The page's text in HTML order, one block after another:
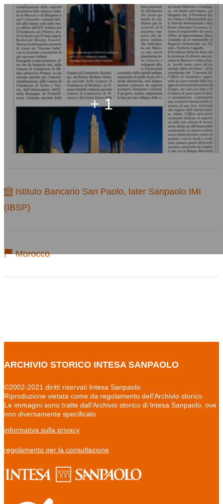
+ 1
Istituto Bancario San Paolo, later Sanpaolo IMI
(IBSP)
Morocco
ARCHIVIO STORICO INTESA SANPAOLO
©2002-2021 diritti riservati Intesa Sanpaolo.
Riproduzione vietata come da regolamento dell'Archivio storico.
Le immagini sono tratte dall'Archivio storico di Intesa Sanpaolo, ove
non diversamente specificato
informativa sulla privacy
regolamento per la consultazione